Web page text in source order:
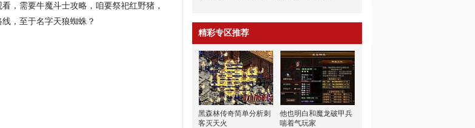
，需要牛魔斗士攻略，咱要祭祀红野猪，
，至于名字天狼蜘蛛？
精彩专区推荐
黑森林传奇简单分析刺
客灭天火
他也明白和魔龙破甲兵
喘着气玩家